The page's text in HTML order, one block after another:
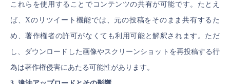
これらを使用することでコンテンツの共有が可能です。たとえ
ば、Xのリツイート機能では、元の投稿をそのまま共有するた
め、著作権者の許可がなくても利用可能と解釈されます。ただ
し、ダウンロードした画像やスクリーンショットを再投稿する行
為は著作権侵害にあたる可能性があります。